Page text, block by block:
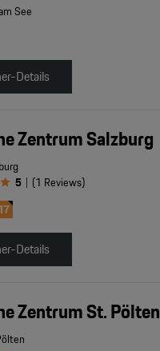
See
Details
Zentrum Salzburg
5 | (1 Reviews)
Details
Zentrum St. Pölten